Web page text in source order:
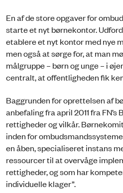
En af de store opgaver for
starte et nyt børnekontor.
etablere et nyt kontor med nye
men også at sørge for, at man
målgruppe – børn og unge – i
centralt, at offentligheden fik
Baggrunden for oprettelsen af
anbefaling fra april 2011 fra
rettigheder og vilkår.
inden for
en åben, specialiseret instans
ressourcer til at overvåge
rettigheder, og som har
individuelle klager”.